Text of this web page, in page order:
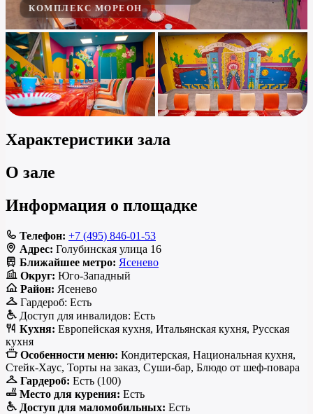
КОМПЛЕКС МОРЕОН
Характеристики зала
О зале
Информация о площадке
Телефон: +7 (495) 846-01-53
Адрес: Голубинская улица 16
Ближайшее метро: Ясенево
Округ: Юго-Западный
Район: Ясенево
Гардероб: Есть
Доступ для инвалидов: Есть
Кухня: Европейская кухня, Итальянская кухня, Русская
кухня
Особенности меню: Кондитерская, Национальная кухня,
Стейк-Хаус, Торты на заказ, Суши-бар, Блюдо от шеф-повара
Гардероб: Есть (100)
Место для курения: Есть
Доступ для маломобильных: Есть